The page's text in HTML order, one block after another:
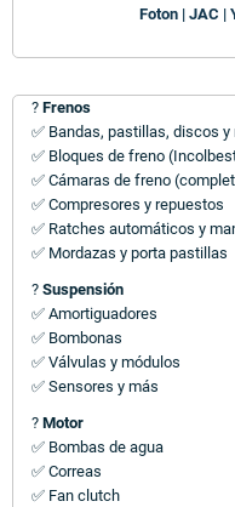
Foton | JAC |
? Frenos
✅ Bandas, pastillas, discos y
✅ Bloques de freno
✅ Cámaras de freno
✅ Compresores y repuestos
✅ Ratches automáticos y
✅ Mordazas y porta pastillas
? Suspensión
✅ Amortiguadores
✅ Bombonas
✅ Válvulas y módulos
✅ Sensores y más
? Motor
✅ Bombas de agua
✅ Correas
✅ Fan clutch